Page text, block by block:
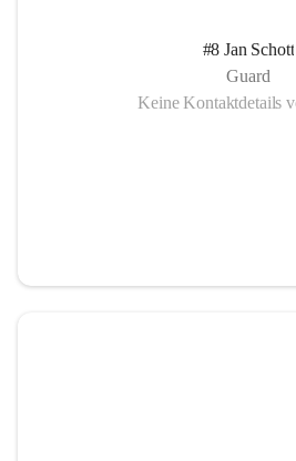
#8 Jan Schott
Guard
Keine Kontaktdetails